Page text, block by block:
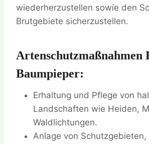
wiederherzustellen sowie den
Brutgebiete sicherzustellen.
Artenschutzmaßnahmen
Baumpieper:
Erhaltung und Pflege von
Landschaften wie Heiden,
Waldlichtungen.
Anlage von Schutzgebieten,